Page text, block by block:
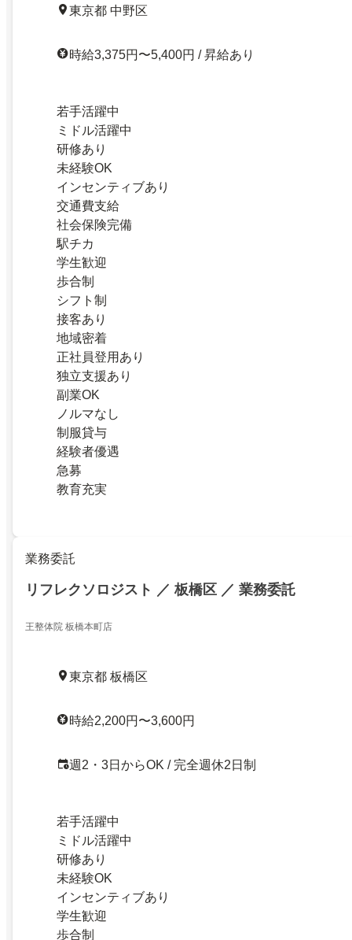
東京都 中野区
時給3,375円〜5,400円 / 昇給あり
若手活躍中
ミドル活躍中
研修あり
未経験OK
インセンティブあり
交通費支給
社会保険完備
駅チカ
学生歓迎
歩合制
シフト制
接客あり
地域密着
正社員登用あり
独立支援あり
副業OK
ノルマなし
制服貸与
経験者優遇
急募
教育充実
業務委託
リフレクソロジスト ／ 板橋区 ／ 業務委託
王整体院 板橋本町店
東京都 板橋区
時給2,200円〜3,600円
週2・3日からOK / 完全週休2日制
若手活躍中
ミドル活躍中
研修あり
未経験OK
インセンティブあり
学生歓迎
歩合制